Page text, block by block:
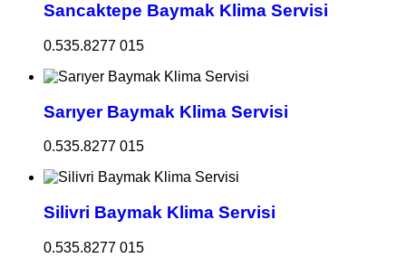
Sancaktepe Baymak Klima Servisi
0.535.8277 015
Sarıyer Baymak Klima Servisi
0.535.8277 015
Silivri Baymak Klima Servisi
0.535.8277 015